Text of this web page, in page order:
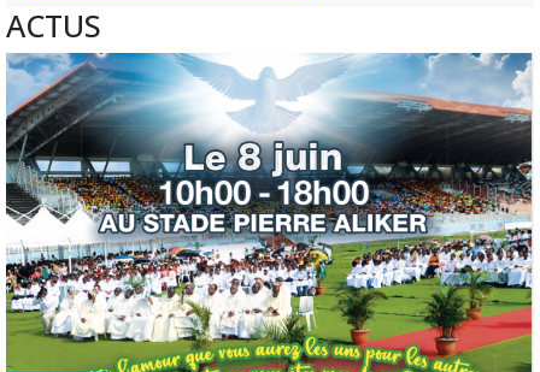
ACTUS